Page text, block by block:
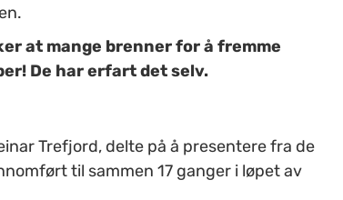
at mange brenner for å fremme
De har erfart det selv.
Trefjord, delte på å presentere fra de
til sammen 17 ganger i løpet av